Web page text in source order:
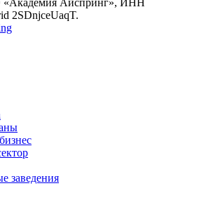
2SDnjceUaqT.
заведения